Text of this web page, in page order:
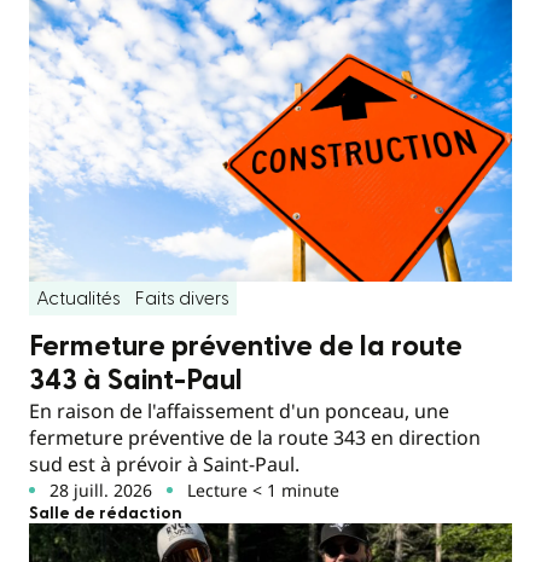
Actualités Faits divers
Fermeture préventive de la route
343 à Saint-Paul
En raison de l'affaissement d'un ponceau, une
fermeture préventive de la route 343 en direction
sud est à prévoir à Saint-Paul.
28 juill. 2026 Lecture < 1 minute
Salle de rédaction